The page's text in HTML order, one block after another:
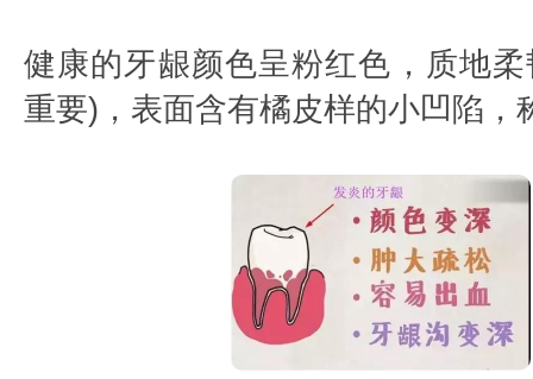
健康的牙龈颜色呈粉红色，质地
重要)，表面含有橘皮样的小凹陷，